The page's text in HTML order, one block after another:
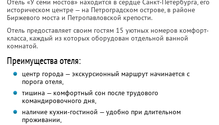
Отель «У семи мостов» находится в сердце Санкт-Петербурга, его
историческом центре — на Петроградском острове, в районе
Биржевого моста и Петропавловской крепости.
Отель предоставляет своим гостям 15 уютных номеров комфорт-
класса, каждый из которых оборудован отдельной ванной
комнатой.
Преимущества отеля:
центр города — экскурсионный маршрут начинается с
порога отеля,
тишина — комфортный сон после трудового
командировочного дня,
наличие кухни-гостиной — удобно при длительном
проживании,